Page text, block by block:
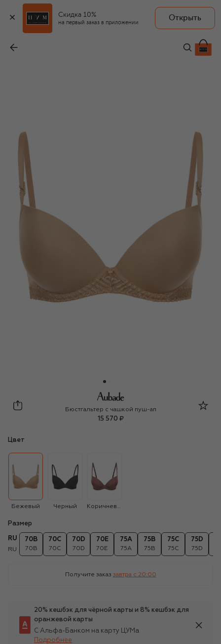
Скидка 10%
на первый заказ в приложении
Открыть
15 570 ₽
Aubade
Бюстгальтер с чашкой пуш-ап
15 570 ₽
Цвет
Бежевый Черный Коричневый
Размер
RU
RU
70B
70B
70C
70C
70D
70D
70E
70E
75A
75A
75B
75B
75C
75C
75D
75D
Получите заказ завтра c 20:00
20% кешбэк для чёрной карты и 8% кешбэк для
оранжевой карты
С Альфа-Банком на карту ЦУМа
Подробнее